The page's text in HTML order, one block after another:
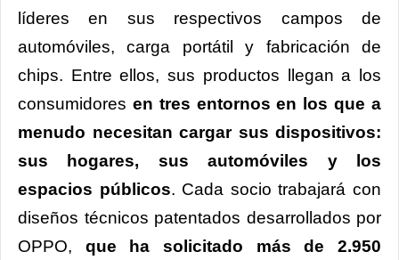
líderes en sus respectivos campos de
automóviles, carga portátil y fabricación de
chips. Entre ellos, sus productos llegan a los
consumidores en tres entornos en los que a
menudo necesitan cargar sus dispositivos:
sus hogares, sus automóviles y los
espacios públicos. Cada socio trabajará con
diseños técnicos patentados desarrollados por
OPPO, que ha solicitado más de 2.950